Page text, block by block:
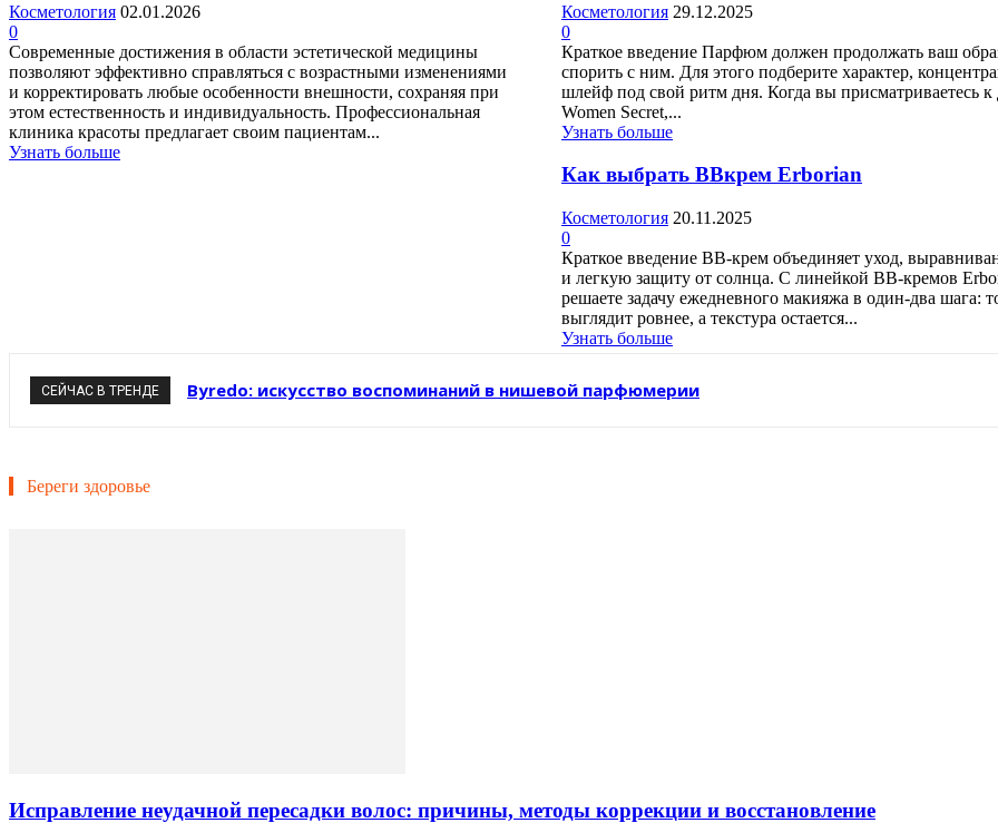
Косметология 02.01.2026
0
Современные достижения в области эстетической медицины
позволяют эффективно справляться с возрастными изменениями
и корректировать любые особенности внешности, сохраняя при
этом естественность и индивидуальность. Профессиональная
клиника красоты предлагает своим пациентам...
Узнать больше
Косметология 29.12.2025
0
Краткое введение Парфюм должен продолжать ваш
спорить с ним. Для этого подберите характер,
шлейф под свой ритм дня. Когда вы присматриваетесь к
Women Secret,...
Узнать больше
Как выбрать BBкрем Erborian
Косметология 20.11.2025
0
Краткое введение BB‑крем объединяет уход,
и легкую защиту от солнца. С линейкой BB‑кремов
решаете задачу ежедневного макияжа в один‑два шага:
выглядит ровнее, а текстура остается...
Узнать больше
СЕЙЧАС В ТРЕНДЕ Byredo: искусство воспоминаний в нишевой парфюмерии
Береги здоровье
Исправление неудачной пересадки волос: причины, методы коррекции и восстановление